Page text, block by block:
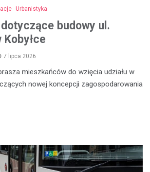
Urbanistyka
budowy ul.
7 lipca 2026
mieszkańców do wzięcia udziału w
nowej koncepcji zagospodarowania